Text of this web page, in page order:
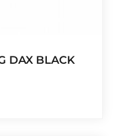
DAX BLACK